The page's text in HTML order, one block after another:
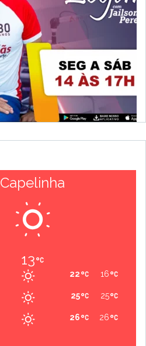
Capelinha
13
16
22
25
25
26
26